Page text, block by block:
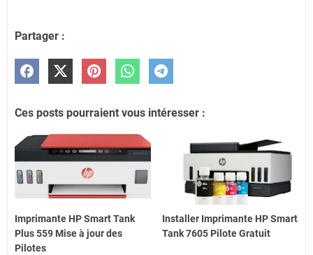
Partager :
Ces posts pourraient vous intéresser :
Imprimante HP Smart Tank
Plus 559 Mise à jour des
Pilotes
Installer Imprimante HP Smart
Tank 7605 Pilote Gratuit